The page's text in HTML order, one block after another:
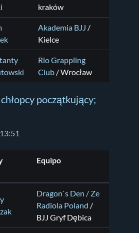
kraków
Akademia BJJ /
Kielce
Rio Grappling
Club / Wrocław
początkujący;
Equipo
Dragon`s Den / Ze
Radiola Poland /
BJJ Gryf Dębica